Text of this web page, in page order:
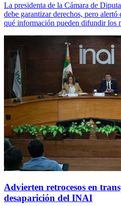
La presidenta de la Cámara de
debe garantizar derechos, pero
qué información pueden difundir los
Advierten retrocesos en
desaparición del INAI